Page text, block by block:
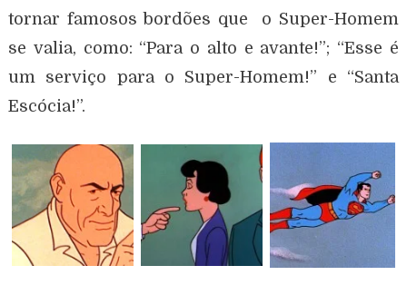
tornar famosos bordões que o Super-Homem
se valia, como: “Para o alto e avante!”; “Esse é
um serviço para o Super-Homem!” e “Santa
Escócia!”.